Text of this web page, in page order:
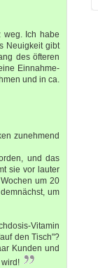
weg. Ich habe
Neuigkeit gibt
des öfteren
Einnahme-
und in ca.
zunehmend
und das
sie vor lauter
um 20
um
Vitamin
den Tisch"?
Kunden und